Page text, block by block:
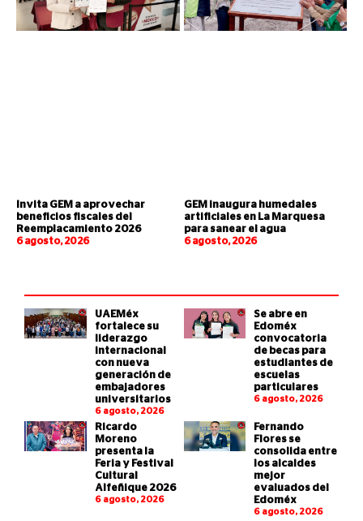
Invita GEM a aprovechar
beneficios fiscales del
Reemplacamiento 2026
6 agosto, 2026
GEM inaugura humedales
artificiales en La Marquesa
para sanear el agua
6 agosto, 2026
UAEMéx
fortalece su
liderazgo
internacional
con nueva
generación de
embajadores
universitarios
6 agosto, 2026
Se abre en
Edoméx
convocatoria
de becas para
estudiantes de
escuelas
particulares
6 agosto, 2026
Ricardo
Moreno
presenta la
Feria y Festival
Cultural
Alfeñique 2026
6 agosto, 2026
Fernando
Flores se
consolida entre
los alcaldes
mejor
evaluados del
Edoméx
6 agosto, 2026